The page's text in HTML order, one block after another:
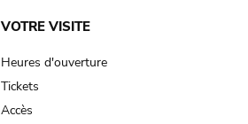
Main
navigation
VOTRE VISITE
Heures d'ouverture
Tickets
Accès